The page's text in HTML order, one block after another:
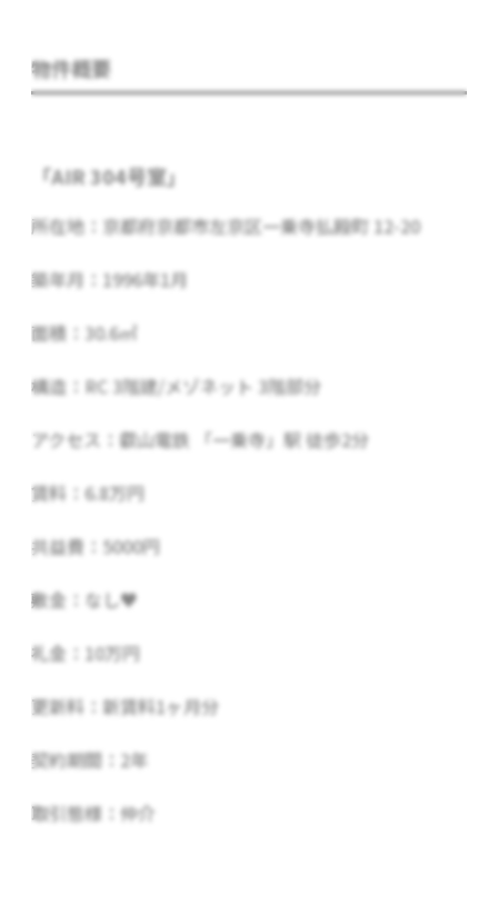
物件概要
「AIR 304号室」
所在地：京都府京都市左京区一乗寺払殿町 12-20
築年月：1996年1月
面積：30.6㎡
構造：RC 3階建/メゾネット 3階部分
アクセス：叡山電鉄 「一乗寺」駅 徒歩2分
賃料：6.8万円
共益費：5000円
敷金：なし♥
礼金：10万円
更新料：新賃料1ヶ月分
契約期間：2年
取引態様：仲介